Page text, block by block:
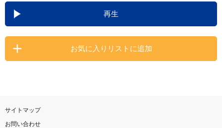
DAMの新曲・ランキングなど
カラオケ最新情報をチェック！
再生
お気に入りリストに追加
サイトマップ
お問い合わせ